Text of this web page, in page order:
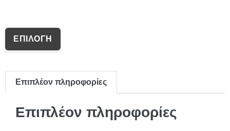
ΕΠΙΛΟΓΉ
Επιπλέον πληροφορίες
Επιπλέον πληροφορίες